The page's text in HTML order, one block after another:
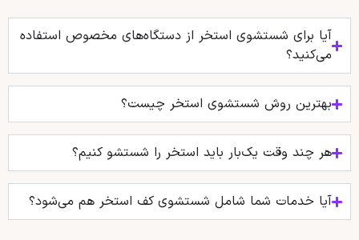
آیا برای شستشوی استخر از دستگاه‌های مخصوص استفاده
می‌کنید؟
بهترین روش شستشوی استخر چیست؟
هر چند وقت یک‌بار باید استخر را شستشو کنیم؟
آیا خدمات شما شامل شستشوی کف استخر هم می‌شود؟